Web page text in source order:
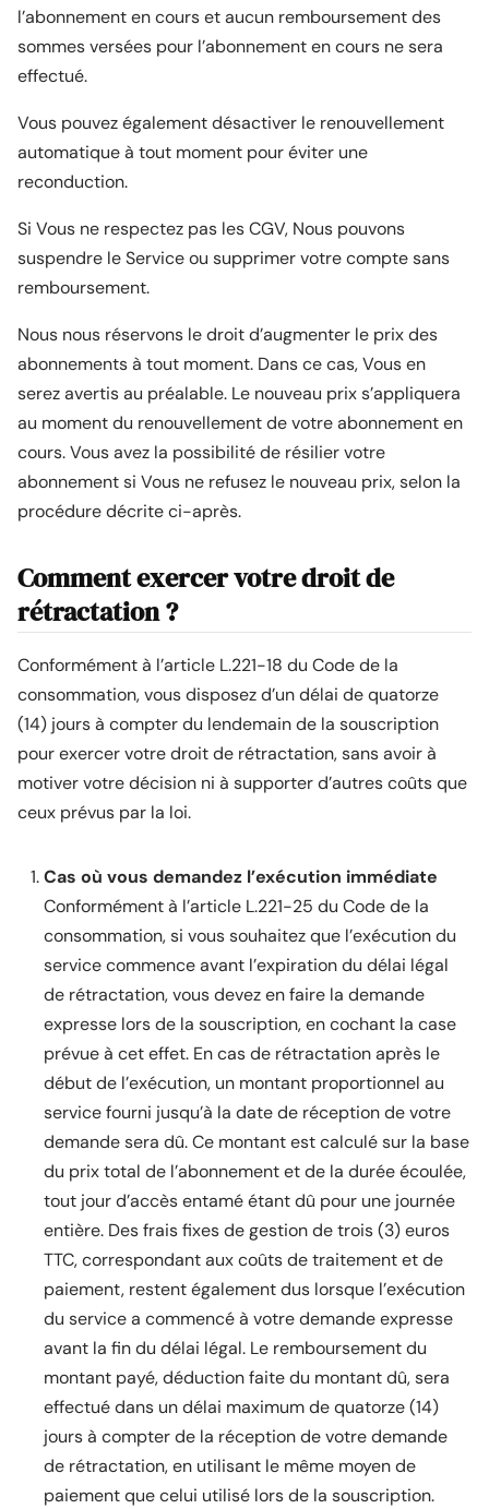
l’abonnement en cours et aucun remboursement des
sommes versées pour l’abonnement en cours ne sera
effectué.
Vous pouvez également désactiver le renouvellement
automatique à tout moment pour éviter une
reconduction.
Si Vous ne respectez pas les CGV, Nous pouvons
suspendre le Service ou supprimer votre compte sans
remboursement.
Nous nous réservons le droit d’augmenter le prix des
abonnements à tout moment. Dans ce cas, Vous en
serez avertis au préalable. Le nouveau prix s’appliquera
au moment du renouvellement de votre abonnement en
cours. Vous avez la possibilité de résilier votre
abonnement si Vous ne refusez le nouveau prix, selon la
procédure décrite ci-après.
Comment exercer votre droit de
rétractation ?
Conformément à l’article L.221-18 du Code de la
consommation, vous disposez d’un délai de quatorze
(14) jours à compter du lendemain de la souscription
pour exercer votre droit de rétractation, sans avoir à
motiver votre décision ni à supporter d’autres coûts que
ceux prévus par la loi.
Cas où vous demandez l’exécution immédiate
Conformément à l’article L.221-25 du Code de la
consommation, si vous souhaitez que l’exécution du
service commence avant l’expiration du délai légal
de rétractation, vous devez en faire la demande
expresse lors de la souscription, en cochant la case
prévue à cet effet. En cas de rétractation après le
début de l’exécution, un montant proportionnel au
service fourni jusqu’à la date de réception de votre
demande sera dû. Ce montant est calculé sur la base
du prix total de l’abonnement et de la durée écoulée,
tout jour d’accès entamé étant dû pour une journée
entière. Des frais fixes de gestion de trois (3) euros
TTC, correspondant aux coûts de traitement et de
paiement, restent également dus lorsque l’exécution
du service a commencé à votre demande expresse
avant la fin du délai légal. Le remboursement du
montant payé, déduction faite du montant dû, sera
effectué dans un délai maximum de quatorze (14)
jours à compter de la réception de votre demande
de rétractation, en utilisant le même moyen de
paiement que celui utilisé lors de la souscription.